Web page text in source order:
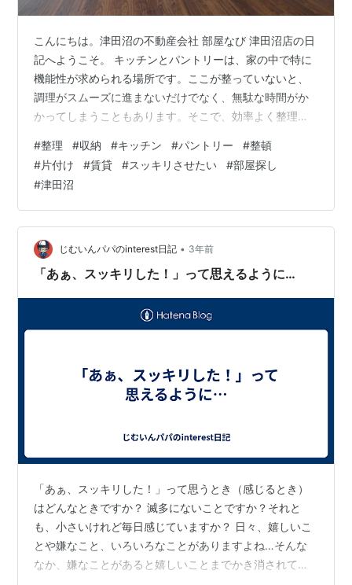
こんにちは。津田沼の不動産会社 部屋なび 津田沼店の日
記へようこそ。 キッチンとパントリーは、家の中で特に
機能性が求められる場所です。ここが整っていないと、
調理がスムーズに進まないだけでなく、無駄な時間がか
かってしまうこともあります。そこで、効率よく整理収
を作るための方法をご紹介します。 1. キッチンの整理収
納術 キッチンは、限られたスペースで多くのアイテムを
収納しなければならない場所です。使いやすさを追求し
た収納方法を取り入れましょう。 ステップ1: 使用頻度で
アイテムを分類 キッチンのアイテムを使用頻度に応じて
分類し、収納場所を決めます。…
#整理 #収納 #キッチン #パントリー #整頓
#片付け #賃貸 #スッキリさせたい #部屋探し
#津田沼
じむいんパパのinterest日記 • 3年前
「あぁ、スッキリした！」って思えるように…
「あぁ、スッキリした！」って思うとき（感じるとき）
はどんなときですか？ 滅多にないことですか？それと
も、小さいけれど毎日感じていますか？ 日々、嬉しいこ
とや嫌なこと、いろいろなことがありますよね…そんな
なか、嫌なことがあると嬉しいことまでかき消されてし